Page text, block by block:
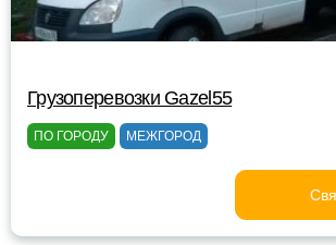
Грузоперевозки Gazel55
ПО ГОРОДУ МЕЖГОРОД